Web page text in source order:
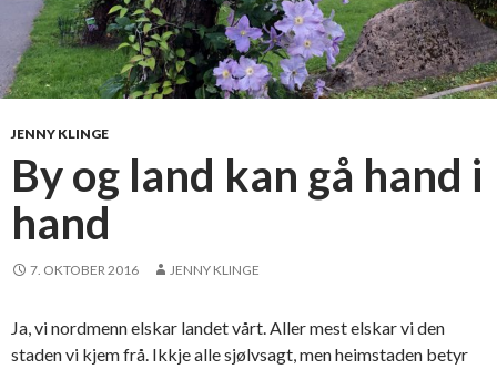
JENNY KLINGE
By og land kan gå hand i
hand
7. OKTOBER 2016 JENNY KLINGE
Ja, vi nordmenn elskar landet vårt. Aller mest elskar vi den
staden vi kjem frå. Ikkje alle sjølvsagt, men heimstaden betyr